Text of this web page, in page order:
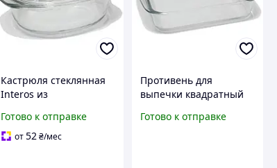
Кастрюля стеклянная
Interos из
овальная 3.5 л (9163)
Готово к отправке
от52 ₴/мес
Противень для
выпечки квадратный
Готово к отправке